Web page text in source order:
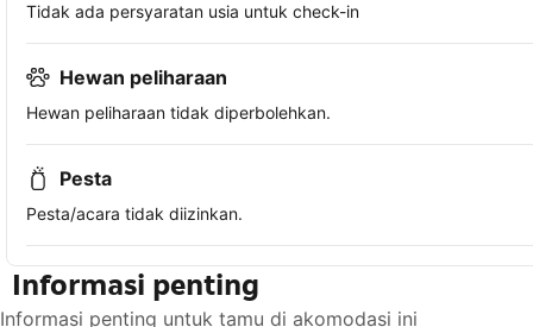
Tidak ada persyaratan usia untuk check-in
Hewan peliharaan
Hewan peliharaan tidak diperbolehkan.
Pesta
Pesta/acara tidak diizinkan.
Informasi penting
Informasi penting untuk tamu di akomodasi ini